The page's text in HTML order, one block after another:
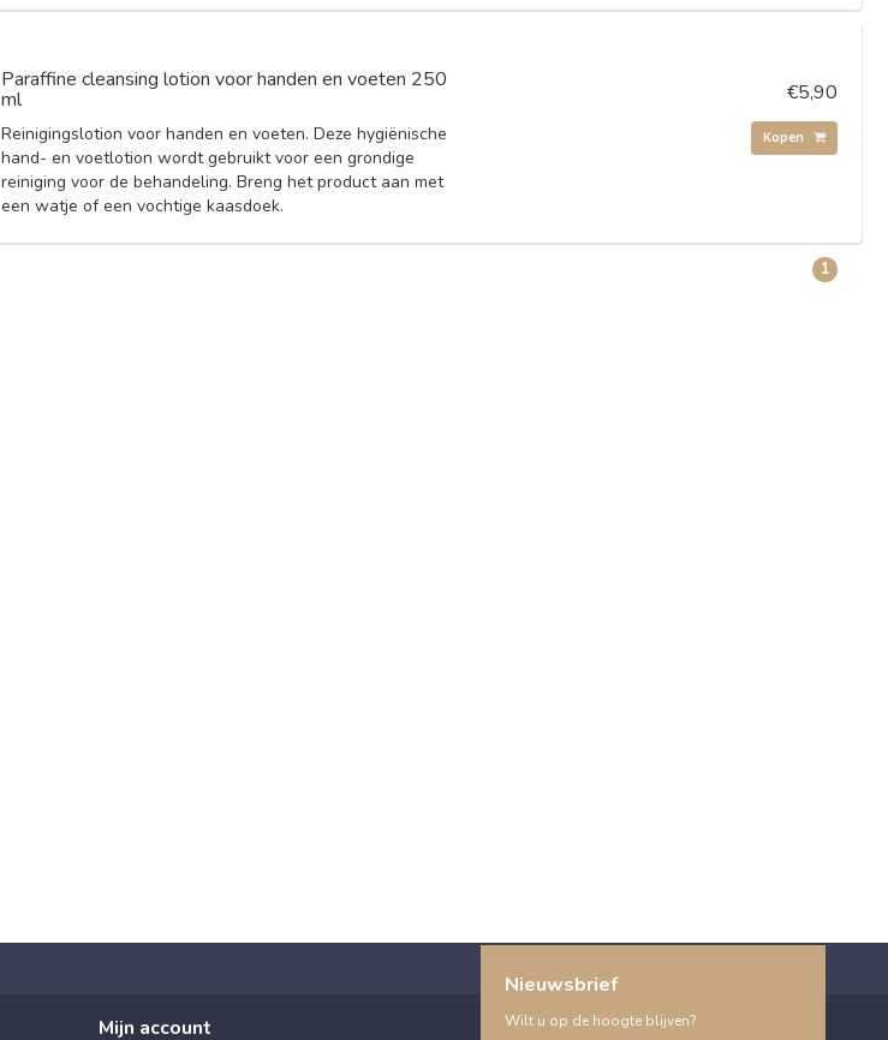
Paraffine cleansing lotion voor handen en voeten 250
ml
Reinigingslotion voor handen en voeten. Deze hygiënische
hand- en voetlotion wordt gebruikt voor een grondige
reiniging voor de behandeling. Breng het product aan met
een watje of een vochtige kaasdoek.
€5,90
Kopen
1
Mijn account
Nieuwsbrief
Wilt u op de hoogte blijven?